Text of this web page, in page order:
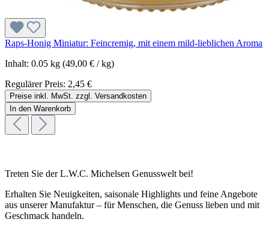
Raps-Honig Miniatur: Feincremig, mit einem mild-lieblichen Aroma
Inhalt: 0.05 kg (49,00 € / kg)
Regulärer Preis: 2,45 €
Preise inkl. MwSt. zzgl. Versandkosten
In den Warenkorb
Treten Sie der L.W.C. Michelsen Genusswelt bei!
Erhalten Sie Neuigkeiten, saisonale Highlights und feine Angebote
aus unserer Manufaktur – für Menschen, die Genuss lieben und mit
Geschmack handeln.